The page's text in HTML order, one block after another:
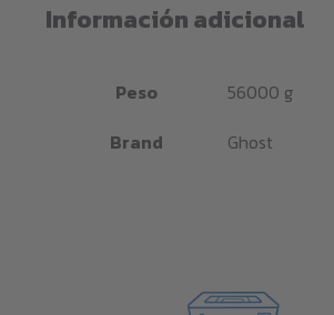
Información adicional
Peso
56000 g
Brand
Ghost